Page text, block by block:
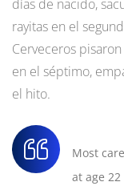
días de nacido,
rayitas en el
Cerveceros
en el séptimo,
el hito.
Most
at age